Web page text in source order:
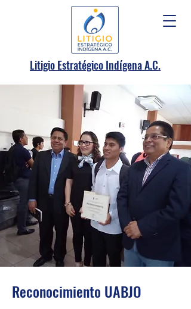
Litigio Estratégico Indígena A.C.
Reconocimiento UABJO